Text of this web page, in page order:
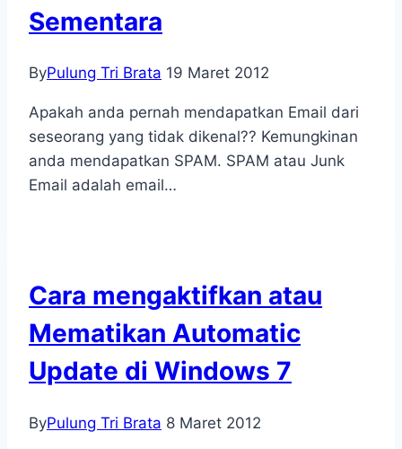
Sementara
ByPulung Tri Brata 19 Maret 2012
Apakah anda pernah mendapatkan Email dari
seseorang yang tidak dikenal?? Kemungkinan
anda mendapatkan SPAM. SPAM atau Junk
Email adalah email…
Cara mengaktifkan atau
Mematikan Automatic
Update di Windows 7
ByPulung Tri Brata 8 Maret 2012